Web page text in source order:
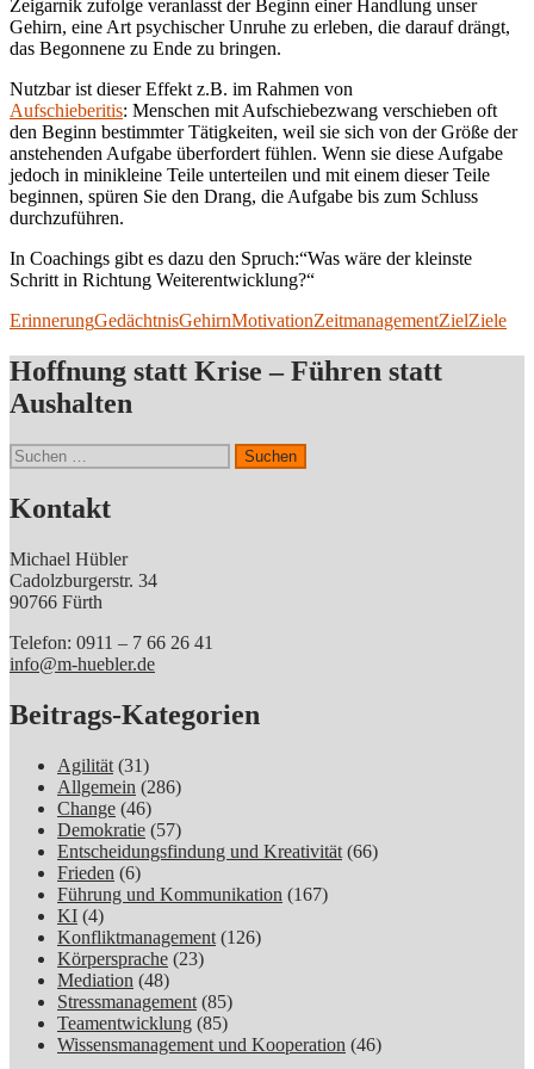
Zeigarnik zufolge veranlasst der Beginn einer Handlung unser
Gehirn, eine Art psychischer Unruhe zu erleben, die darauf drängt,
das Begonnene zu Ende zu bringen.
Nutzbar ist dieser Effekt z.B. im Rahmen von
Aufschieberitis: Menschen mit Aufschiebezwang verschieben oft
den Beginn bestimmter Tätigkeiten, weil sie sich von der Größe der
anstehenden Aufgabe überfordert fühlen. Wenn sie diese Aufgabe
jedoch in minikleine Teile unterteilen und mit einem dieser Teile
beginnen, spüren Sie den Drang, die Aufgabe bis zum Schluss
durchzuführen.
In Coachings gibt es dazu den Spruch:“Was wäre der kleinste
Schritt in Richtung Weiterentwicklung?“
ErinnerungGedächtnisGehirnMotivationZeitmanagementZielZiele
Hoffnung statt Krise – Führen statt
Aushalten
Suchen
nach:
Kontakt
Michael Hübler
Cadolzburgerstr. 34
90766 Fürth
Telefon: 0911 – 7 66 26 41
info@m-huebler.de
Beitrags-Kategorien
Agilität (31)
Allgemein (286)
Change (46)
Demokratie (57)
Entscheidungsfindung und Kreativität (66)
Frieden (6)
Führung und Kommunikation (167)
KI (4)
Konfliktmanagement (126)
Körpersprache (23)
Mediation (48)
Stressmanagement (85)
Teamentwicklung (85)
Wissensmanagement und Kooperation (46)